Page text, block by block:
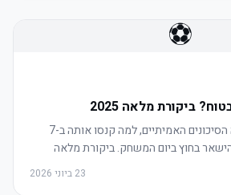
⚽
ביקורת מלאה 2025
האם ויאגוג אמינה? מה הסיכונים האמיתיים, למה קנסו אותה ב-7
בחוץ ביום המשחק. ביקורת מלאה
23 ביוני 2026